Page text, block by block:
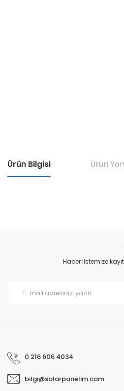
Ürün Bilgisi Ürün
Ürün resmi kalitesiz, bozuk veya
Haber listemize
0 216 606 4034
bilgi@solarpanelim.com